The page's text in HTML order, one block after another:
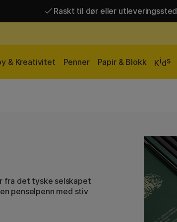
Raskt til dør eller utleveringssted
& Kreativitet Penner Papir & Blokk Kids
fra det tyske selskapet
penselpenn med stiv